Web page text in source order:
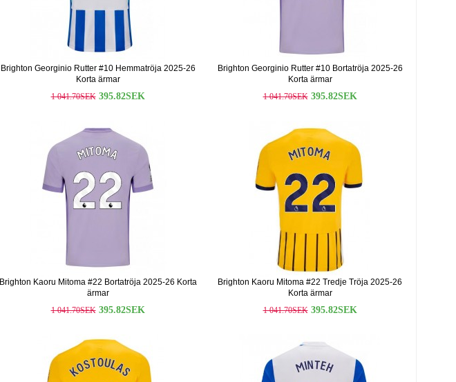
Brighton Georginio Rutter #10 Hemmatröja 2025-26
Korta ärmar
1 041.70SEK 395.82SEK
Brighton Georginio Rutter #10 Bortatröja 2025-26
Korta ärmar
1 041.70SEK 395.82SEK
Brighton Kaoru Mitoma #22 Bortatröja 2025-26 Korta
ärmar
1 041.70SEK 395.82SEK
Brighton Kaoru Mitoma #22 Tredje Tröja 2025-26
Korta ärmar
1 041.70SEK 395.82SEK